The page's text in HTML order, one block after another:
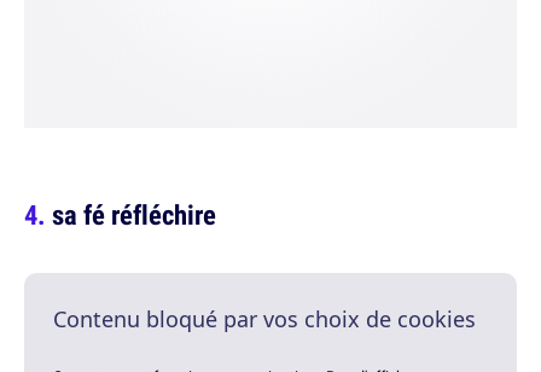
sa fé réfléchire
Contenu bloqué par vos choix de cookies